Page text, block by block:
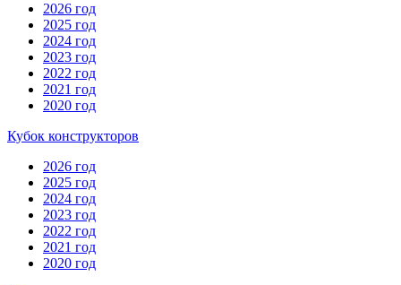
2026 год
2025 год
2024 год
2023 год
2022 год
2021 год
2020 год
Кубок конструкторов
2026 год
2025 год
2024 год
2023 год
2022 год
2021 год
2020 год